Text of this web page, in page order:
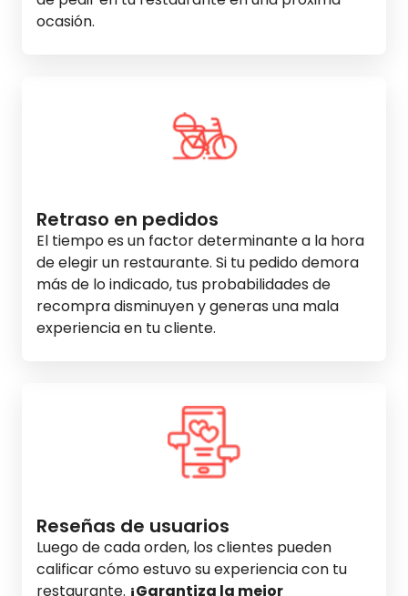
ocasión.
Retraso en pedidos
El tiempo es un factor determinante a la hora
de elegir un restaurante. Si tu pedido demora
más de lo indicado, tus probabilidades de
recompra disminuyen y generas una mala
experiencia en tu cliente.
Reseñas de usuarios
Luego de cada orden, los clientes pueden
calificar cómo estuvo su experiencia con tu
restaurante. ¡Garantiza la mejor